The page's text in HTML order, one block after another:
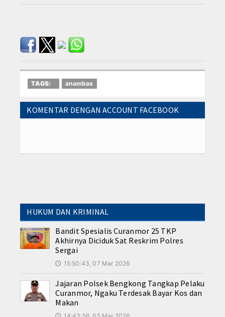
TAGS: anambas
KOMENTAR DENGAN ACCOUNT FACEBOOK
HUKUM DAN KRIMINAL
Bandit Spesialis Curanmor 25 TKP
Akhirnya Diciduk Sat Reskrim Polres
Sergai
🕔 15:50:43, 07 Mar 2026
Jajaran Polsek Bengkong Tangkap Pelaku
Curanmor, Ngaku Terdesak Bayar Kos dan
Makan
🕔